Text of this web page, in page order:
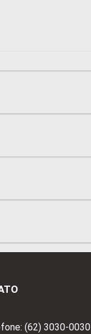
(62) 3030-0030